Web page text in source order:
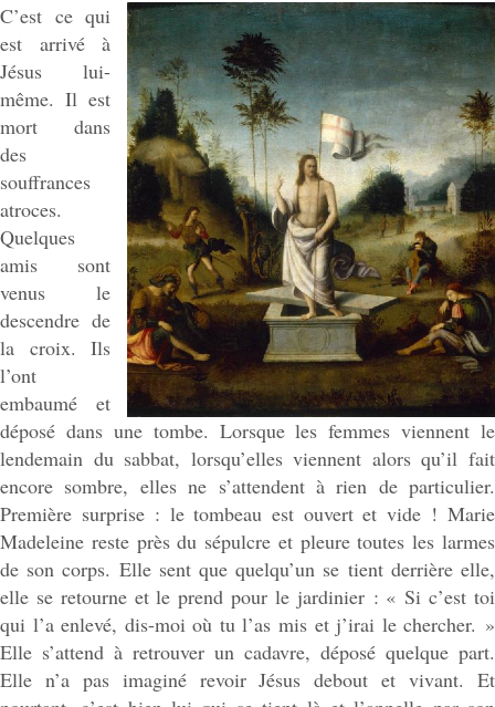
C’est ce qui
est arrivé à
Jésus lui-
même. Il est
mort dans
des
souffrances
atroces.
Quelques
amis sont
venus le
descendre de
la croix. Ils
l’ont
embaumé et
déposé dans une tombe. Lorsque les femmes viennent le
lendemain du sabbat, lorsqu’elles viennent alors qu’il fait
encore sombre, elles ne s’attendent à rien de particulier.
Première surprise : le tombeau est ouvert et vide ! Marie
Madeleine reste près du sépulcre et pleure toutes les larmes
de son corps. Elle sent que quelqu’un se tient derrière elle,
elle se retourne et le prend pour le jardinier : « Si c’est toi
qui l’a enlevé, dis-moi où tu l’as mis et j’irai le chercher. »
Elle s’attend à retrouver un cadavre, déposé quelque part.
Elle n’a pas imaginé revoir Jésus debout et vivant. Et